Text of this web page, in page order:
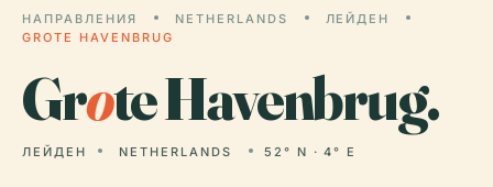
НАПРАВЛЕНИЯ NETHERLANDS
ЛЕЙДЕН
GROTE HAVENBRUG
Grote Havenbrug.
ЛЕЙДЕН NETHERLANDS 52° N · 4° E